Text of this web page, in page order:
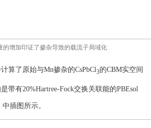
的增加印证了掺杂导致的载流子局域化
算了原始与Mn掺杂的CsPbCl3的CBM实空间
带有20%Hartree-Fock交换关联能的PBEsol
插图所示。